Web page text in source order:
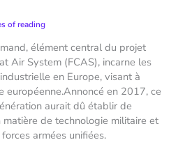
of reading
élément central du projet
Air System (FCAS), incarne les
en Europe, visant à
européenne.Annoncé en 2017, ce
aurait dû établir de
de technologie militaire et
armées unifiées.